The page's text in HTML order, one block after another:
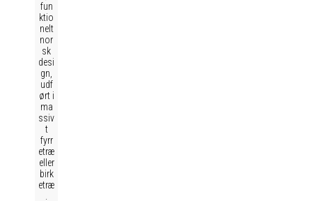
fun
ktio
nelt
nor
sk
desi
gn,
udf
ørt i
ma
ssiv
t
fyrr
etræ
eller
birk
etræ